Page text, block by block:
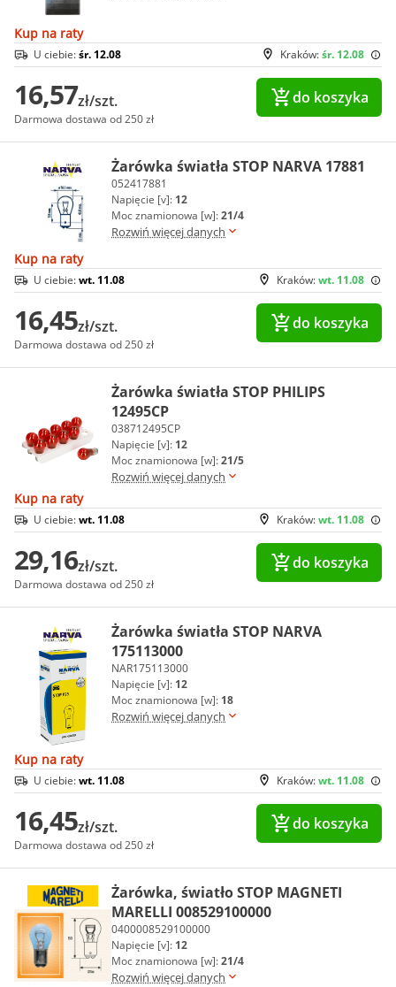
Kup na raty
Kraków:śr. 12.08
U ciebie:śr. 12.08
16,57zł/szt.
Darmowa dostawa od 250 zł
do koszyka
Żarówka światła STOP NARVA 17881
052417881
Napięcie [v]: 12
Moc znamionowa [w]:21/4
Rozwiń więcej danych
Kup na raty
Kraków:wt. 11.08
U ciebie:wt. 11.08
16,45zł/szt.
Darmowa dostawa od 250 zł
do koszyka
Żarówka światła STOP PHILIPS
12495CP
038712495CP
Napięcie [v]: 12
Moc znamionowa [w]:21/5
Rozwiń więcej danych
Kup na raty
Kraków:wt. 11.08
U ciebie:wt. 11.08
29,16zł/szt.
Darmowa dostawa od 250 zł
do koszyka
Żarówka światła STOP NARVA
175113000
NAR175113000
Napięcie [v]: 12
Moc znamionowa [w]: 18
Rozwiń więcej danych
Kup na raty
Kraków:wt. 11.08
U ciebie:wt. 11.08
16,45zł/szt.
Darmowa dostawa od 250 zł
do koszyka
Żarówka, światło STOP MAGNETI
MARELLI 008529100000
0400008529100000
Napięcie [v]: 12
Moc znamionowa [w]:21/4
Rozwiń więcej danych